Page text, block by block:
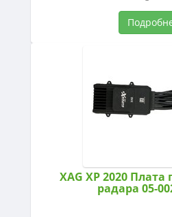
XAG XP 2020
радара 05-